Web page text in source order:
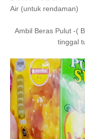
Air (untuk rendaman)
Ambil Beras Pulut -(
tinggal